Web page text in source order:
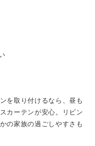
を取り付けるなら、昼も
カーテンが安心。リビン
の家族の過ごしやすさも